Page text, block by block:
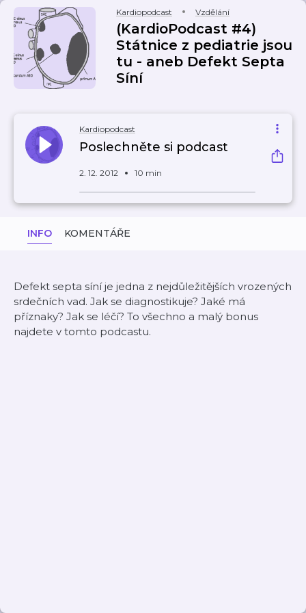
Kardiopodcast Vzdělání
(KardioPodcast #4)
Státnice z pediatrie jsou
tu - aneb Defekt Septa
Síní
Kardiopodcast
Poslechněte si podcast
2. 12. 2012 10 min
INFO KOMENTÁŘE
Defekt septa síní je jedna z nejdůležitějších vrozených
srdečních vad. Jak se diagnostikuje? Jaké má
příznaky? Jak se léčí? To všechno a malý bonus
najdete v tomto podcastu.